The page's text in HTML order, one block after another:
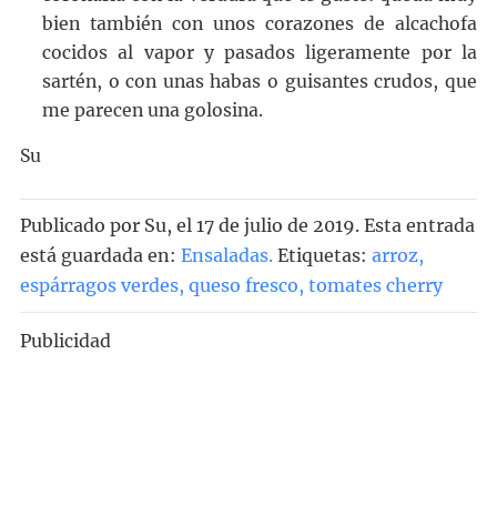
bien también con unos corazones de alcachofa
cocidos al vapor y pasados ligeramente por la
sartén, o con unas habas o guisantes crudos, que
me parecen una golosina.
Su
Publicado por Su, el 17 de julio de 2019. Esta entrada
está guardada en: Ensaladas. Etiquetas: arroz,
espárragos verdes, queso fresco, tomates cherry
Publicidad